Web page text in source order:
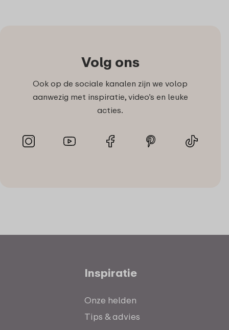
Volg ons
Ook op de sociale kanalen zijn we volop
aanwezig met inspiratie, video’s en leuke
acties.
Inspiratie
Onze helden
Tips & advies